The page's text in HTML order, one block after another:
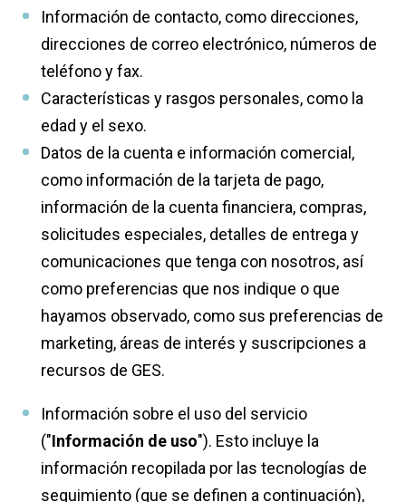
Información de contacto, como direcciones,
direcciones de correo electrónico, números de
teléfono y fax.
Características y rasgos personales, como la
edad y el sexo.
Datos de la cuenta e información comercial,
como información de la tarjeta de pago,
información de la cuenta financiera, compras,
solicitudes especiales, detalles de entrega y
comunicaciones que tenga con nosotros, así
como preferencias que nos indique o que
hayamos observado, como sus preferencias de
marketing, áreas de interés y suscripciones a
recursos de GES.
Información sobre el uso del servicio
("Información de uso"). Esto incluye la
información recopilada por las tecnologías de
seguimiento (que se definen a continuación),